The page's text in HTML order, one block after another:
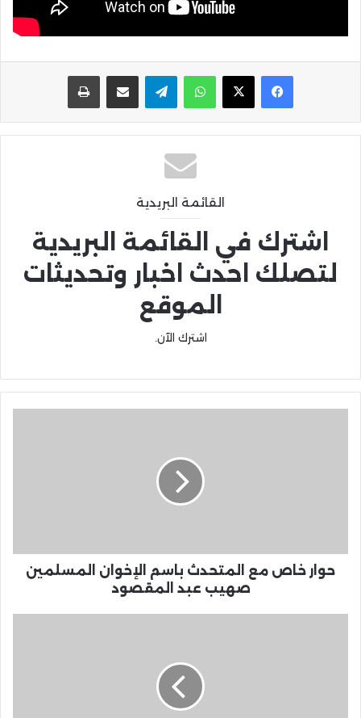
واتساب تيلقرام مشاركة عبر البريد
القائمة البريدية
اشترك في القائمة البريدية
لتصلك احدث اخبار وتحديثات
الموقع
اشترك الآن.
حوار خاص مع المتحدث باسم الإخوان المسلمين
صهيب عبد المقصود